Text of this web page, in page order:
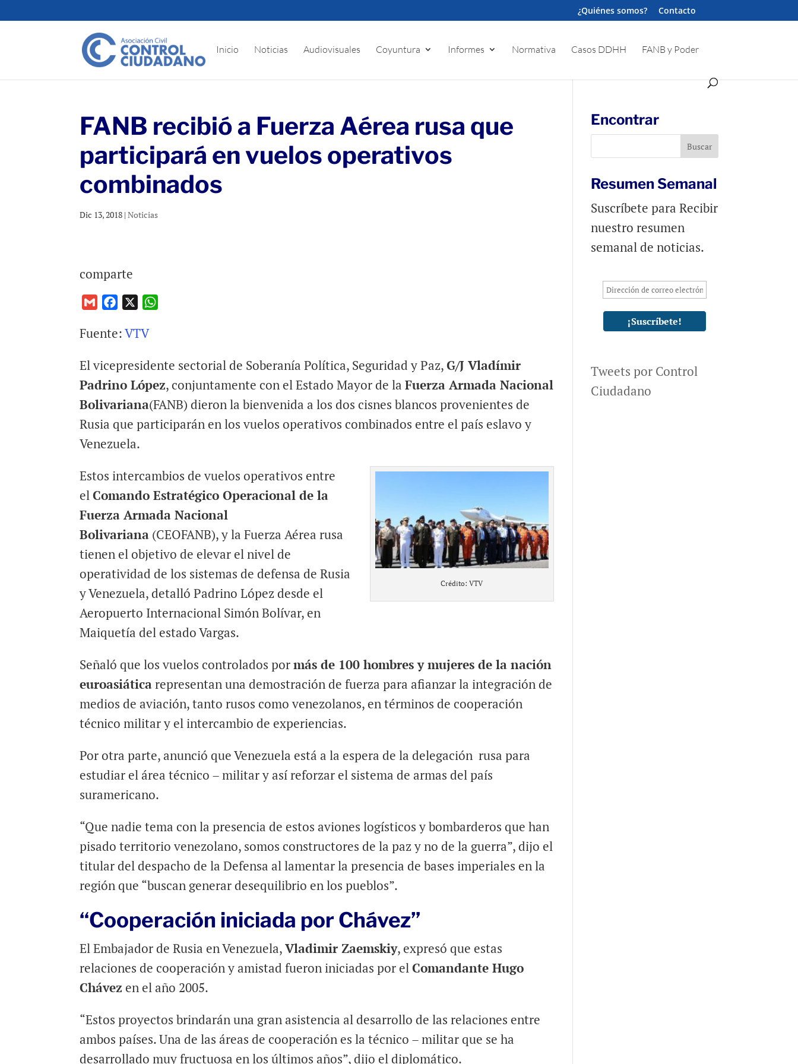
¿Quiénes somos? Contacto
Inicio Noticias Audiovisuales Coyuntura Informes Normativa Casos DDHH FANB y Poder
FANB recibió a Fuerza Aérea rusa que
participará en vuelos operativos
combinados
Dic 13, 2018 |Noticias
comparte
G
a
l
c
b
k
s
p
Fuente:VTV
El vicepresidente sectorial de Soberanía Política, Seguridad y Paz,G/J Vladímir
Padrino López, conjuntamente con el Estado Mayor de laFuerza Armada Nacional
Bolivariana(FANB) dieron la bienvenida a los dos cisnes blancos provenientes de
Rusia que participarán en los vuelos operativos combinados entre el país eslavo y
Venezuela.
Crédito: VTV
Estos intercambios de vuelos operativos entre
elComando Estratégico Operacional de la
Fuerza Armada Nacional
Bolivariana (CEOFANB), y la Fuerza Aérea rusa
tienen el objetivo de elevar el nivel de
operatividad de los sistemas de defensa de Rusia
y Venezuela, detalló Padrino López desde el
Aeropuerto Internacional Simón Bolívar, en
Maiquetía del estado Vargas.
Señaló que los vuelos controlados pormás de 100 hombres y mujeres de la nación
euroasiáticarepresentan una demostración de fuerza para afianzar la integración de
medios de aviación, tanto rusos como venezolanos, en términos de cooperación
técnico militar y el intercambio de experiencias.
Por otra parte, anunció que Venezuela está a la espera de la delegación rusa para
estudiar el área técnico – militar y así reforzar el sistema de armas del país
suramericano.
“Que nadie tema con la presencia de estos aviones logísticos y bombarderos que han
pisado territorio venezolano, somos constructores de la paz y no de la guerra”, dijo el
titular del despacho de la Defensa al lamentar la presencia de bases imperiales en la
región que “buscan generar desequilibrio en los pueblos”.
“Cooperación iniciada por Chávez”
El Embajador de Rusia en Venezuela,Vladimir Zaemskiy, expresó que estas
relaciones de cooperación y amistad fueron iniciadas por elComandante Hugo
Chávez en el año 2005.
“Estos proyectos brindarán una gran asistencia al desarrollo de las relaciones entre
ambos países. Una de las áreas de cooperación es la técnico – militar que se ha
desarrollado muy fructuosa en los últimos años”, dijo el diplomático.
Encontrar
Resumen Semanal
Suscríbete para Recibir
nuestro resumen
semanal de noticias.
Tweets por Control
Ciudadano